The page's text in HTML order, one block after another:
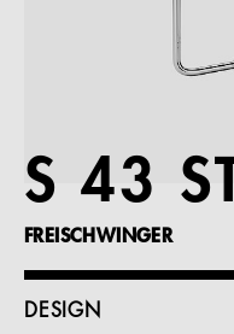
Referenzen
S 43 ST
FREISCHWINGER
DESIGN